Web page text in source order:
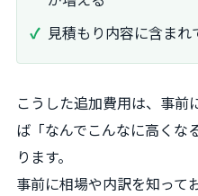
見積もり内容に含ま
こうした追加費用は、事前
ば「なんでこんなに高くな
ります。
事前に相場や内訳を知って